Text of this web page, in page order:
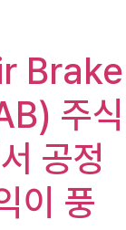
Brake
주식
공정
이 풍